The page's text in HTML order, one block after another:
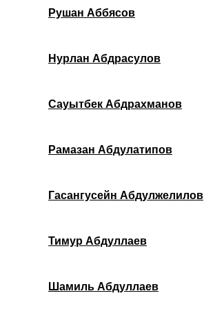
Рушан Аббясов
Нурлан Абдрасулов
Сауытбек Абдрахманов
Рамазан Абдулатипов
Гасангусейн Абдулжелилов
Тимур Абдуллаев
Шамиль Абдуллаев